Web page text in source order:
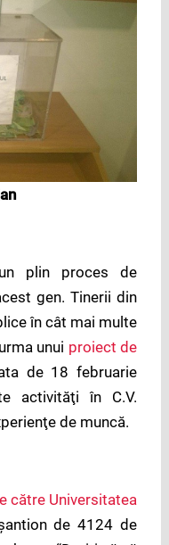
plin proces de
gen. Tinerii din
în cât mai multe
unui proiect de
de 18 februarie
activităţi în C.V.
de muncă.
către Universitatea
de 4124 de